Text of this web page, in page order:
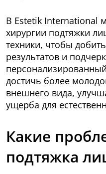
В Estetik International
хирургии подтяжки
техники, чтобы
результатов и
достичь более
внешнего вида,
ущерба для
Какие
подтяжка